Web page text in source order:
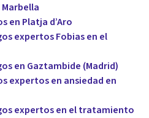
en Platja d’Aro
expertos Fobias en el
en Gaztambide (Madrid)
expertos en ansiedad en
expertos en el tratamiento